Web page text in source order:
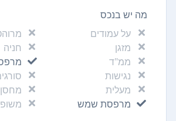
מה יש בנכס
על עמודים
מזגן
חניה
ממ"ד
נגישות
מעלית
מחסן
מרפסת שמש